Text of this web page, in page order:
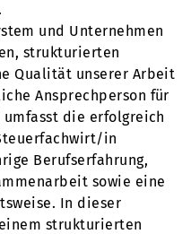
und Unternehmen
strukturierten
Qualität unserer Arbeit
Ansprechperson für
die erfolgreich
in
Berufserfahrung,
sowie eine
In dieser
strukturierten